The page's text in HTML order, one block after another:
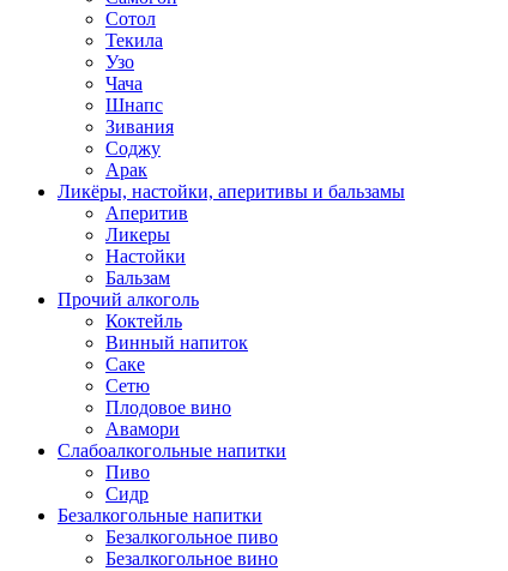
Сотол
Текила
Узо
Чача
Шнапс
Зивания
Соджу
Арак
Ликёры, настойки, аперитивы и бальзамы
Аперитив
Ликеры
Настойки
Бальзам
Прочий алкоголь
Коктейль
Винный напиток
Саке
Сетю
Плодовое вино
Авамори
Слабоалкогольные напитки
Пиво
Сидр
Безалкогольные напитки
Безалкогольное пиво
Безалкогольное вино